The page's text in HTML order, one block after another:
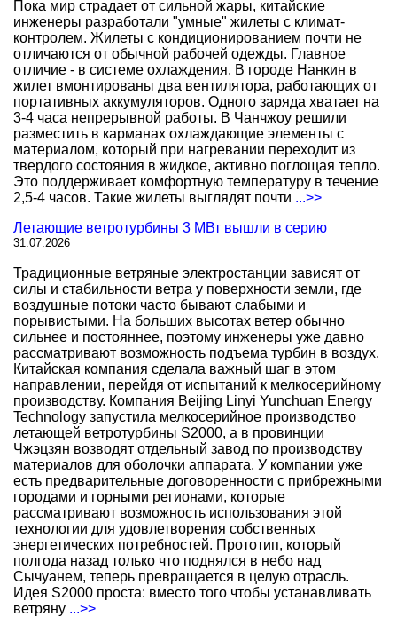
Пока мир страдает от сильной жары, китайские
инженеры разработали "умные" жилеты с климат-
контролем. Жилеты с кондиционированием почти не
отличаются от обычной рабочей одежды. Главное
отличие - в системе охлаждения. В городе Нанкин в
жилет вмонтированы два вентилятора, работающих от
портативных аккумуляторов. Одного заряда хватает на
3-4 часа непрерывной работы. В Чанчжоу решили
разместить в карманах охлаждающие элементы с
материалом, который при нагревании переходит из
твердого состояния в жидкое, активно поглощая тепло.
Это поддерживает комфортную температуру в течение
2,5-4 часов. Такие жилеты выглядят почти ...>>
Летающие ветротурбины 3 МВт вышли в серию
31.07.2026
Традиционные ветряные электростанции зависят от
силы и стабильности ветра у поверхности земли, где
воздушные потоки часто бывают слабыми и
порывистыми. На больших высотах ветер обычно
сильнее и постояннее, поэтому инженеры уже давно
рассматривают возможность подъема турбин в воздух.
Китайская компания сделала важный шаг в этом
направлении, перейдя от испытаний к мелкосерийному
производству. Компания Beijing Linyi Yunchuan Energy
Technology запустила мелкосерийное производство
летающей ветротурбины S2000, а в провинции
Чжэцзян возводят отдельный завод по производству
материалов для оболочки аппарата. У компании уже
есть предварительные договоренности с прибрежными
городами и горными регионами, которые
рассматривают возможность использования этой
технологии для удовлетворения собственных
энергетических потребностей. Прототип, который
полгода назад только что поднялся в небо над
Сычуанем, теперь превращается в целую отрасль.
Идея S2000 проста: вместо того чтобы устанавливать
ветряну ...>>